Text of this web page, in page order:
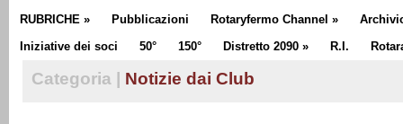
RUBRICHE » Pubblicazioni Rotaryfermo Channel »
Iniziative dei soci
50° 150° Distretto 2090 » R.I.
Categoria | Notizie dai Club